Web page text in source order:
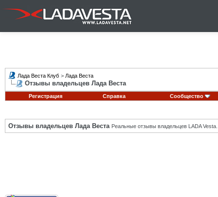
Лада Веста Клуб > Лада Веста
Отзывы владельцев Лада Веста
Регистрация Справка Сообщество
Отзывы владельцев Лада Веста Реальные отзывы владельцев LADA Vesta.